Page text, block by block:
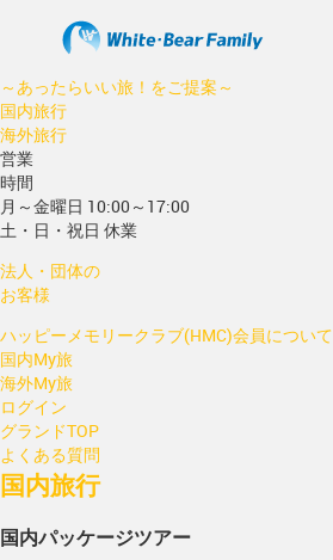
～あったらいい旅！をご提案～
国内旅行
海外旅行
営業
時間
月～金曜日 10:00～17:00
土・日・祝日 休業
法人・団体の
お客様
ハッピーメモリークラブ(HMC)会員について
国内My旅
海外My旅
ログイン
グランドTOP
よくある質問
国内旅行
国内パッケージツアー